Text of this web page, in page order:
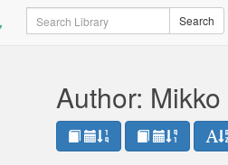
Search Search
Author: